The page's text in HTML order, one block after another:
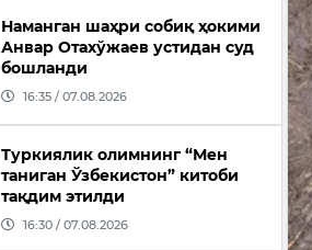
Наманган шаҳри собиқ ҳокими
Анвар Отахўжаев устидан суд
бошланди
16:35 / 07.08.2026
Туркиялик олимнинг “Мен
таниган Ўзбекистон” китоби
тақдим этилди
16:30 / 07.08.2026